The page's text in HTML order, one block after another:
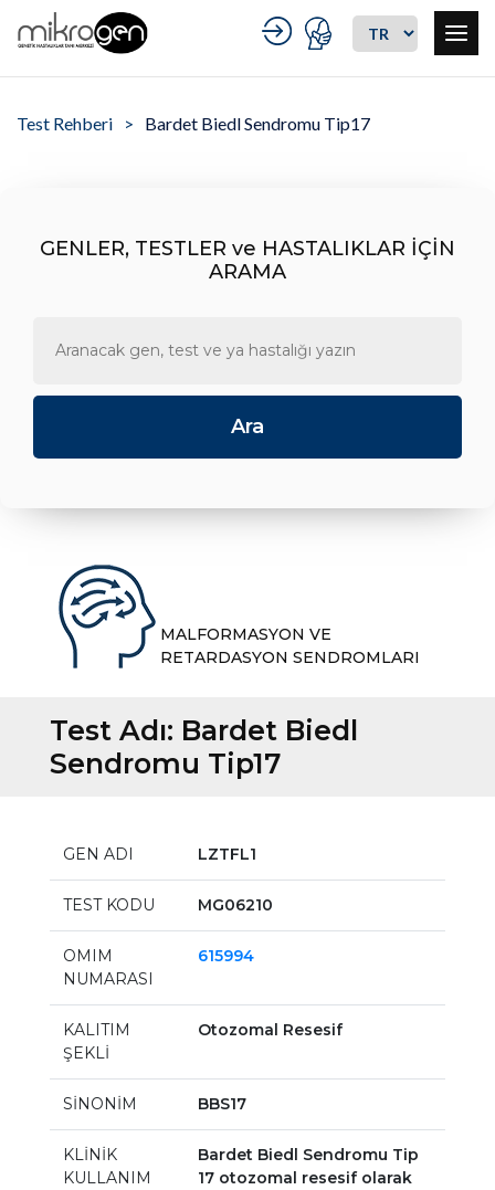
Test Rehberi Bardet Biedl Sendromu Tip17
GENLER, TESTLER ve HASTALIKLAR İÇİN
ARAMA
MALFORMASYON VE
RETARDASYON SENDROMLARI
Test Adı: Bardet Biedl
Sendromu Tip17
GEN ADI LZTFL1
TEST KODU MG06210
OMIM
NUMARASI
615994
KALITIM
ŞEKLİ
Otozomal Resesif
SİNONİM BBS17
KLİNİK
KULLANIM
Bardet Biedl Sendromu Tip
17 otozomal resesif olarak